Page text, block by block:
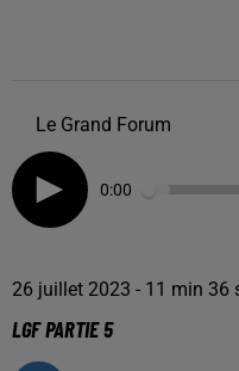
Le Grand Forum
0:00
26 juillet 2023 - 11 min 36
LGF PARTIE 5